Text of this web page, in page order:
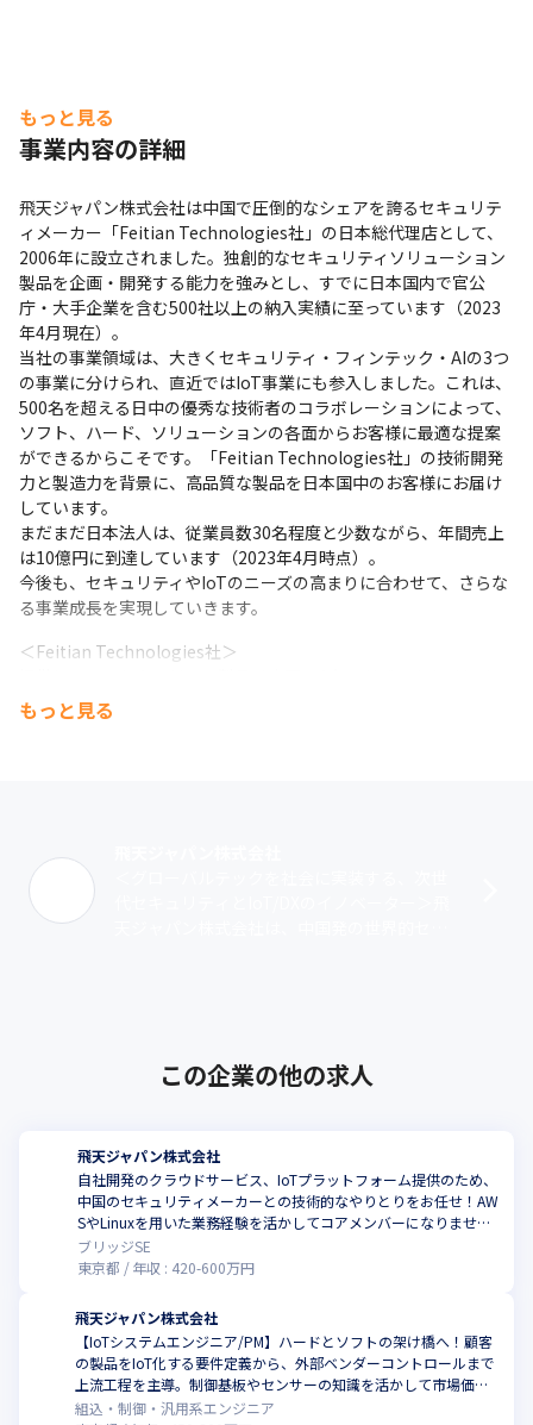
もっと見る
事業内容の詳細
飛天ジャパン株式会社は中国で圧倒的なシェアを誇るセキュリテ
ィメーカー「Feitian Technologies社」の日本総代理店として、
2006年に設立されました。独創的なセキュリティソリューション
製品を企画・開発する能力を強みとし、すでに日本国内で官公
庁・大手企業を含む500社以上の納入実績に至っています（2023
年4月現在）。
当社の事業領域は、大きくセキュリティ・フィンテック・AIの3つ
の事業に分けられ、直近ではIoT事業にも参入しました。これは、
500名を超える日中の優秀な技術者のコラボレーションによって、
ソフト、ハード、ソリューションの各面からお客様に最適な提案
ができるからこそです。「Feitian Technologies社」の技術開発
力と製造力を背景に、高品質な製品を日本国中のお客様にお届け
しています。
まだまだ日本法人は、従業員数30名程度と少数ながら、年間売上
は10億円に到達しています（2023年4月時点）。
今後も、セキュリティやIoTのニーズの高まりに合わせて、さらな
る事業成長を実現していきます。
＜Feitian Technologies社＞
ワールドワイドの金融機関に200行以上、1億個以上の導入実績が
あります（2023年4月時点）。
もっと見る
この企業の他の求人
飛天ジャパン株式会社
自社開発のクラウドサービス、IoTプラットフォーム提供のため、
中国のセキュリティメーカーとの技術的なやりとりをお任せ！AW
SやLinuxを用いた業務経験を活かしてコアメンバーになりません
か
ブリッジSE
東京都
年収 : 420-600万円
飛天ジャパン株式会社
【IoTシステムエンジニア/PM】ハードとソフトの架け橋へ！顧客
の製品をIoT化する要件定義から、外部ベンダーコントロールまで
上流工程を主導。制御基板やセンサーの知識を活かして市場価値
の高いPMへ！
組込・制御・汎用系エンジニア